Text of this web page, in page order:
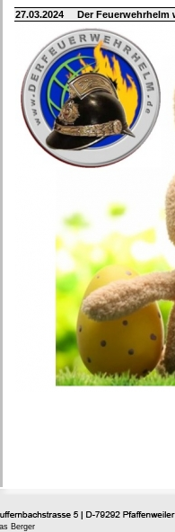
27.03.2024 Der
Berger